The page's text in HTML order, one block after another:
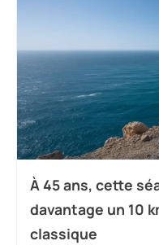
À 45 ans, cette
davantage un 10
classique